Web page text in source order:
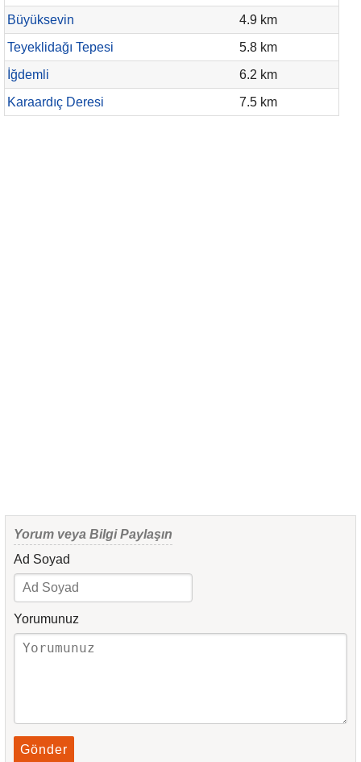
Büyüksevin
4.9 km
Teyeklidağı Tepesi
5.8 km
İğdemli
6.2 km
Karaardıç Deresi
7.5 km
Yorum veya Bilgi Paylaşın
Ad Soyad
Yorumunuz
Gönder